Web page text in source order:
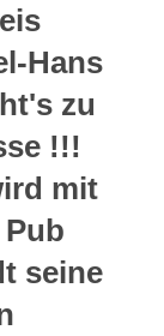
Hans
zu
!!!
mit
seine